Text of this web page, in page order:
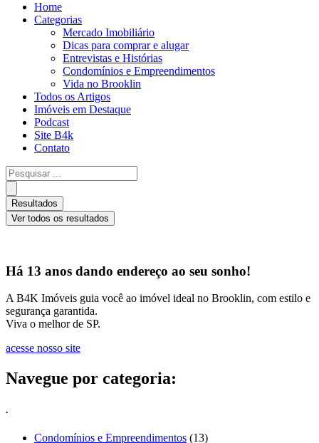
Home
Categorias
Mercado Imobiliário
Dicas para comprar e alugar
Entrevistas e Histórias
Condomínios e Empreendimentos
Vida no Brooklin
Todos os Artigos
Imóveis em Destaque
Podcast
Site B4k
Contato
Pesquisar
...
Resultados
Ver todos os resultados
Há 13 anos dando endereço ao seu sonho!
A B4K Imóveis guia você ao imóvel ideal no Brooklin, com estilo e
segurança garantida.
Viva o melhor de SP.
acesse nosso site
Navegue por categoria:
.
Condomínios e Empreendimentos (13)